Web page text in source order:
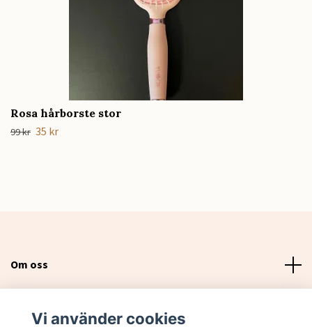
Rosa hårborste stor
99 kr 35 kr
Om oss
Vi använder cookies